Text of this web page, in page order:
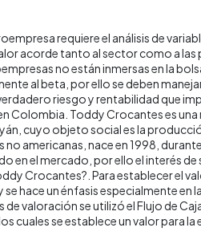
requiere el análisis de
acorde tanto al sector como a las
no están inmersas en la
al beta, por ello se deben
riesgo y rentabilidad que
Colombia. Toddy Crocantes es una
cuyo objeto social es la
no americanas, nace en 1998,
en el mercado, por ello el interés
Crocantes?. Para establecer el
se hace un énfasis especialmente en
valoración se utilizó el Flujo de
cuales se establece un valor para la